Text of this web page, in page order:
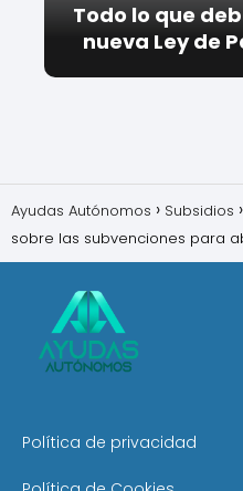
Todo lo que
nueva Ley de
Ayudas Autónomos Subsidios
sobre las subvenciones para
Política de privacidad